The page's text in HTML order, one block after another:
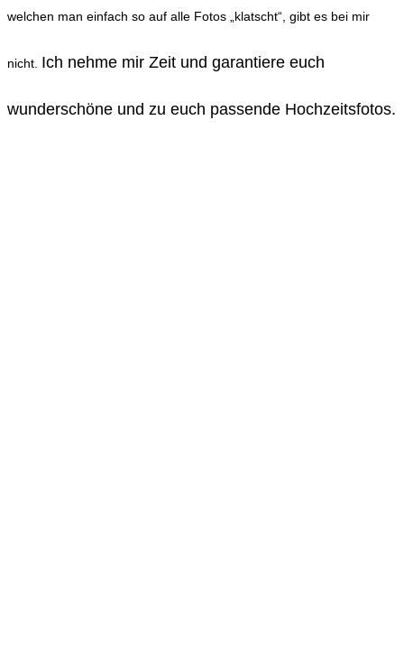
welchen man einfach so auf alle Fotos „klatscht“, gibt es bei mir
nicht. Ich nehme mir Zeit und garantiere euch
wunderschöne und zu euch passende Hochzeitsfotos.